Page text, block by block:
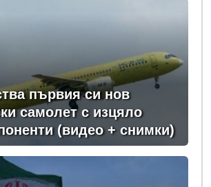
първия си нов
самолет с изцяло
(видео + снимки)